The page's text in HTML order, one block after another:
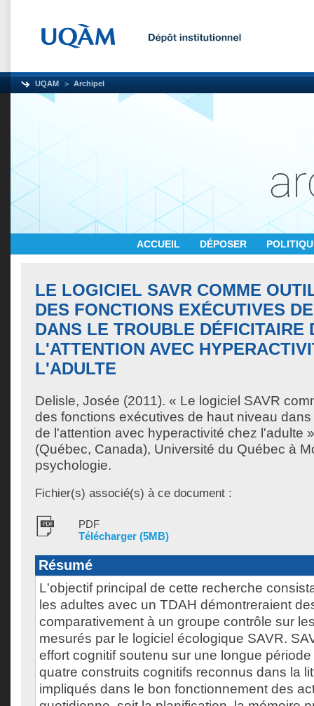
UQAM Archipel
ACCUEIL DÉPOSER
LE LOGICIEL SAVR COMME
DES FONCTIONS EXÉCUTIVES
DANS LE TROUBLE DÉFICITAIRE
L'ATTENTION AVEC
L'ADULTE
Delisle, Josée (2011). « Le logiciel SAVR
des fonctions exécutives de haut niveau
de l'attention avec hyperactivité chez l'adulte
(Québec, Canada), Université du Québec à
psychologie.
Fichier(s) associé(s) à ce document :
PDF
Télécharger (5MB)
Résumé
L'objectif principal de cette recherche
les adultes avec un TDAH démontreraient
comparativement à un groupe contrôle sur
mesurés par le logiciel écologique SAVR.
effort cognitif soutenu sur une longue
quatre construits cognitifs reconnus dans la
impliqués dans le bon fonctionnement des